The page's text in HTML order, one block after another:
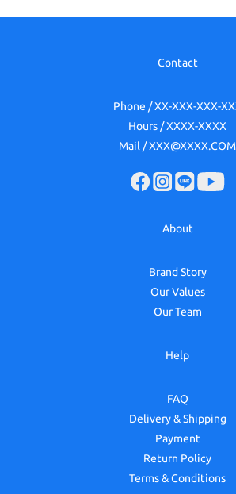
Contact
Phone / XX-XXX-XXX-
Hours / XXXX-XXXX
Mail / XXX@XXXX.COM
About
Brand Story
Our Values
Our Team
Help
FAQ
Delivery & Shipping
Payment
Return Policy
Terms & Conditions